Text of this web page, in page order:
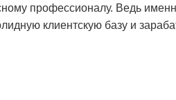
профессионалу. Ведь
клиентскую базу и